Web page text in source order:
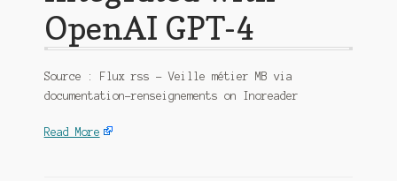
OpenAI GPT-4
Source : Flux rss – Veille métier MB via
documentation-renseignements on Inoreader
Read More